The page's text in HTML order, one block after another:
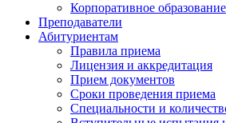
Корпоративное образование
Преподаватели
Абитуриентам
Правила приема
Лицензия и аккредитация
Прием документов
Сроки проведения приема
Специальности и